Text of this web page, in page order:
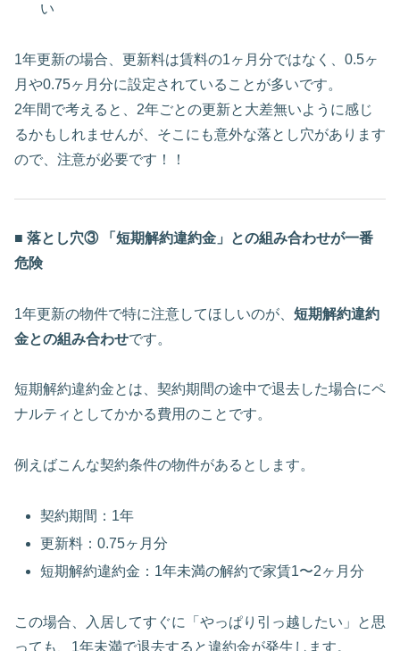
い
1年更新の場合、更新料は賃料の1ヶ月分ではなく、0.5ヶ
月や0.75ヶ月分に設定されていることが多いです。
2年間で考えると、2年ごとの更新と大差無いように感じ
るかもしれませんが、そこにも意外な落とし穴があります
ので、注意が必要です！！
■ 落とし穴③ 「短期解約違約金」との組み合わせが一番
危険
1年更新の物件で特に注意してほしいのが、 短期解約違約
金との組み合わせです。
短期解約違約金とは、契約期間の途中で退去した場合にペ
ナルティとしてかかる費用のことです。
例えばこんな契約条件の物件があるとします。
契約期間：1年
更新料：0.75ヶ月分
短期解約違約金：1年未満の解約で家賃1〜2ヶ月分
この場合、入居してすぐに「やっぱり引っ越したい」と思
っても、1年未満で退去すると違約金が発生します。